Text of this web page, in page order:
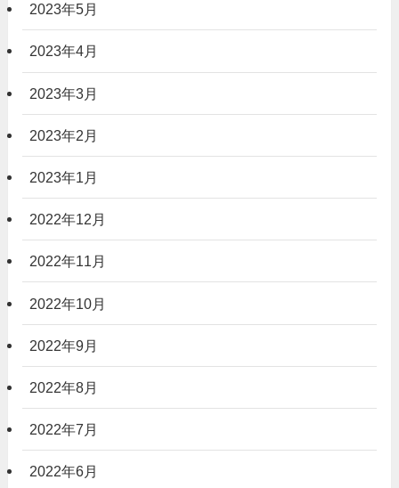
2023年5月
2023年4月
2023年3月
2023年2月
2023年1月
2022年12月
2022年11月
2022年10月
2022年9月
2022年8月
2022年7月
2022年6月